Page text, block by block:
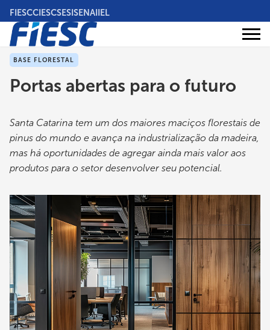
Pular
para
conteúdo
principal
FIESCCIESCSESISENAIIEL
Áreas
BASE FLORESTAL
Portas abertas para o futuro
Santa Catarina tem um dos maiores maciços florestais de
pinus do mundo e avança na industrialização da madeira,
mas há oportunidades de agregar ainda mais valor aos
produtos para o setor desenvolver seu potencial.